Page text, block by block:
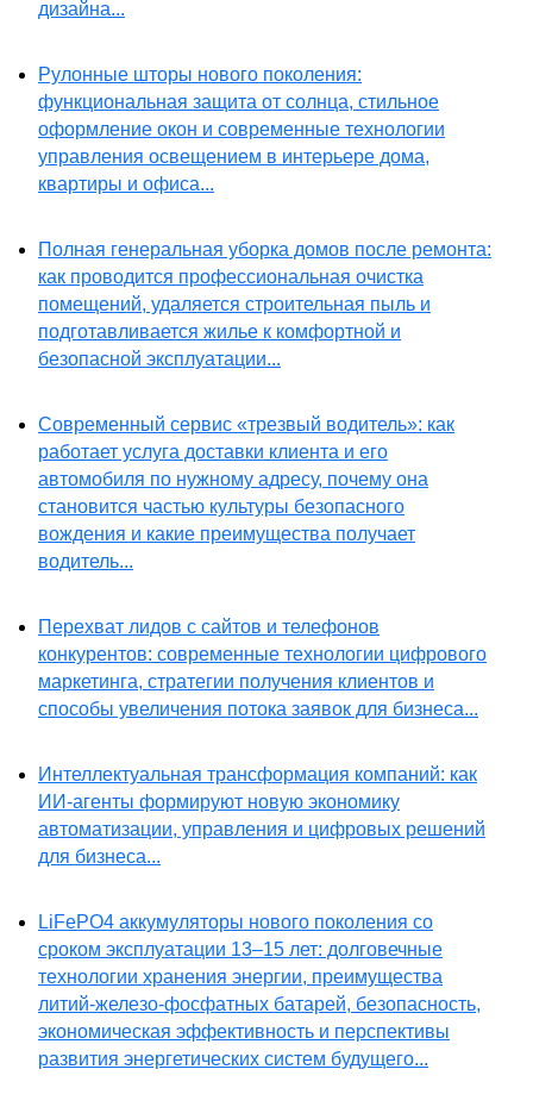
дизайна...
Рулонные шторы нового поколения:
функциональная защита от солнца, стильное
оформление окон и современные технологии
управления освещением в интерьере дома,
квартиры и офиса...
Полная генеральная уборка домов после ремонта:
как проводится профессиональная очистка
помещений, удаляется строительная пыль и
подготавливается жилье к комфортной и
безопасной эксплуатации...
Современный сервис «трезвый водитель»: как
работает услуга доставки клиента и его
автомобиля по нужному адресу, почему она
становится частью культуры безопасного
вождения и какие преимущества получает
водитель...
Перехват лидов с сайтов и телефонов
конкурентов: современные технологии цифрового
маркетинга, стратегии получения клиентов и
способы увеличения потока заявок для бизнеса...
Интеллектуальная трансформация компаний: как
ИИ-агенты формируют новую экономику
автоматизации, управления и цифровых решений
для бизнеса...
LiFePO4 аккумуляторы нового поколения со
сроком эксплуатации 13–15 лет: долговечные
технологии хранения энергии, преимущества
литий-железо-фосфатных батарей, безопасность,
экономическая эффективность и перспективы
развития энергетических систем будущего...